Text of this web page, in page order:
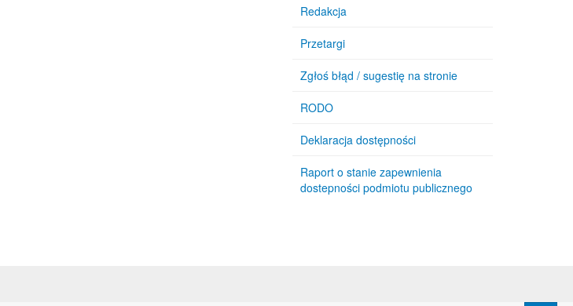
Redakcja
Przetargi
Zgłoś błąd / sugestię na stronie
RODO
Deklaracja dostępności
Raport o stanie zapewnienia
dostepności podmiotu publicznego